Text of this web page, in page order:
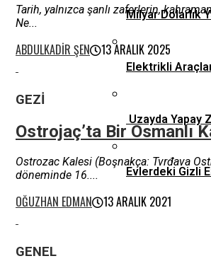
Milyar Dolarlık
Elektrikli
Uzayda Yapay
Evlerdeki Gizli
Tarih, yalnızca şanlı zaferlerin,
Ne...
ABDULKADIR ŞEN 13 ARALIK 2025
GEZI
Ostrojaç’ta Bir Osmanlı
Ostrozac Kalesi (Boşnakça: Tvrđava
döneminde 16....
OĞUZHAN EDMAN 13 ARALIK 2021
GENEL